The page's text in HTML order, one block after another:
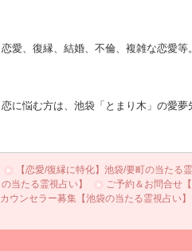
恋愛、復縁、結婚、不倫、複雑な恋愛等。
恋に悩む方は、池袋「とまり木」の愛夢
【恋愛/復縁に特化】池袋/要町の当たる
の当たる霊視占い】
ご予約＆お問合せ
カウンセラー募集【池袋の当たる霊視占い】